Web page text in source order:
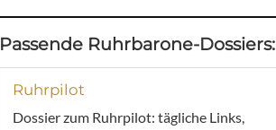
Passende Ruhrbarone-Dossiers:
Ruhrpilot
Dossier zum Ruhrpilot: tägliche Links,